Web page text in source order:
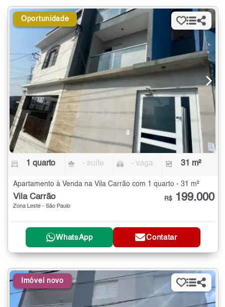
Oportunidade
1 quarto - suíte - vaga 31 m²
Apartamento à Venda na Vila Carrão com 1 quarto - 31 m²
Vila Carrão
Zona Leste - São Paulo
R$ 199.000
WhatsApp Contatar
Imóvel novo